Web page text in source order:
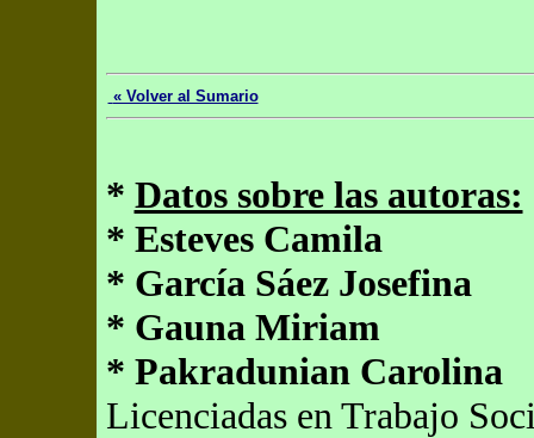
« Volver al Sumario
* Datos sobre las autoras:
* Esteves Camila
* García Sáez Josefina
* Gauna Miriam
* Pakradunian Carolina
Licenciadas en Trabajo